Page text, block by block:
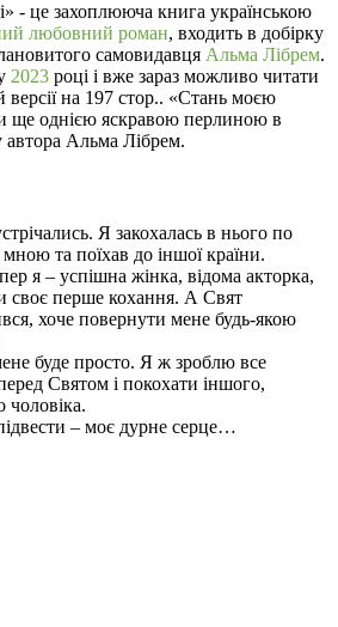
- це захоплююча книга українською
любовний роман, входить в добірку
самовидавця Альма Лібрем.
2023 році і вже зараз можливо читати
на 197 стор.. «Стань моєю
ще однією яскравою перлиною в
автора Альма Лібрем.
Я закохалась в нього по
мною та поїхав до іншої країни.
я – успішна жінка, відома акторка,
своє перше кохання. А Свят
хоче повернути мене будь-якою
буде просто. Я ж зроблю все
Святом і покохати іншого,
чоловіка.
– моє дурне серце…